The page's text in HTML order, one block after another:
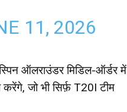
11, 2026
ऑलराउंडर मिडिल-ऑर्डर में
जो भी सिर्फ़ T20I टीम